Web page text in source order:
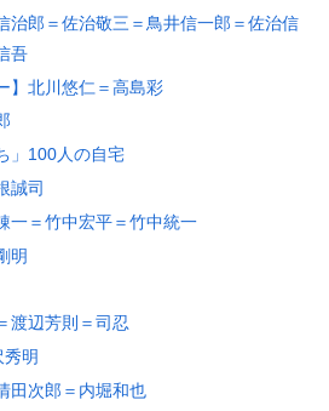
治郎＝佐治敬三＝鳥井信一郎＝佐治信
吾
】北川悠仁＝高島彩
」100人の自宅
誠司
一＝竹中宏平＝竹中統一
明
渡辺芳則＝司忍
秀明
田次郎＝内堀和也